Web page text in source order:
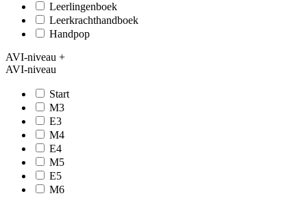
Leerlingenboek
Leerkrachthandboek
Handpop
AVI-niveau +
AVI-niveau
Start
M3
E3
M4
E4
M5
E5
M6